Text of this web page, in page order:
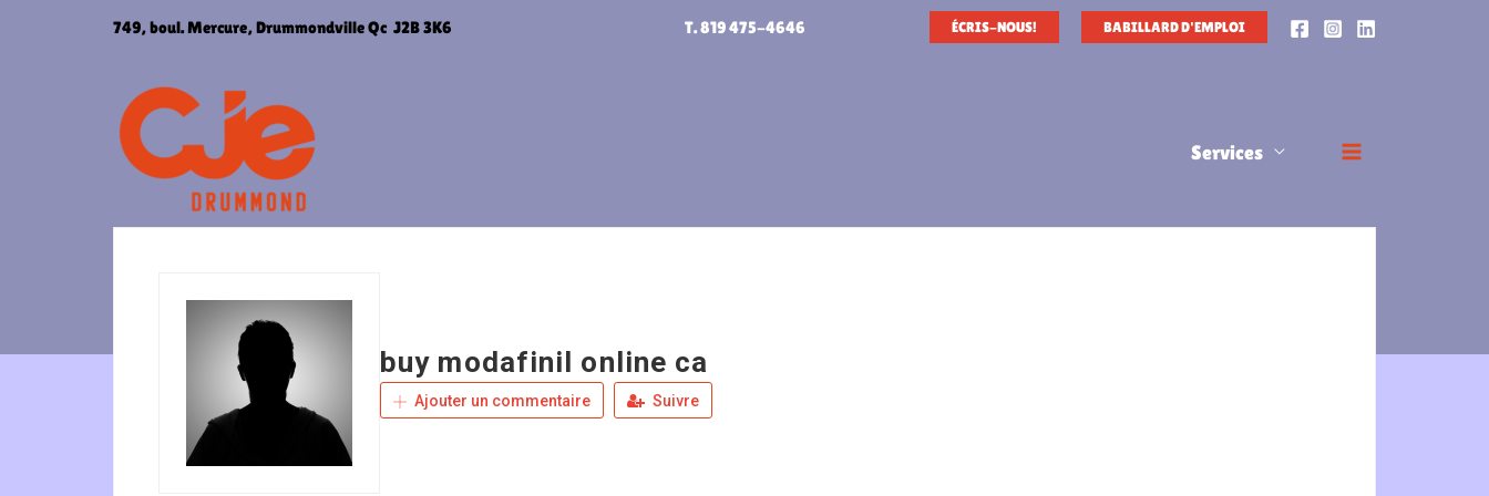
749, boul. Mercure, Drummondville Qc J2B 3K6 T. 819 475-4646 ÉCRIS-NOUS! BABILLARD D'EMPLOI
Services
buy modafinil online ca
Ajouter un commentaire Suivre